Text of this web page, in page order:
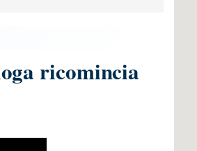
ricomincia